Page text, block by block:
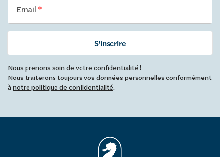
Email
S'inscrire
Nous prenons soin de votre confidentialité !
Nous traiterons toujours vos données personnelles conformément
ànotre politique de confidentialité.